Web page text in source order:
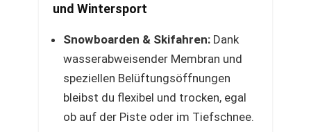
und Wintersport
Snowboarden & Skifahren: Dank
wasserabweisender Membran und
speziellen Belüftungsöffnungen
bleibst du flexibel und trocken, egal
ob auf der Piste oder im Tiefschnee.